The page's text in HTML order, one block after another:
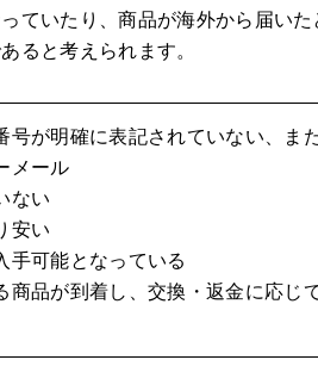
ていたり、商品が海外から届い
ると考えられます。
が明確に表記されていない、ま
メール
ない
安い
手可能となっている
品が到着し、交換・返金に応じ